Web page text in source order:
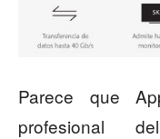
Parece que
profesional